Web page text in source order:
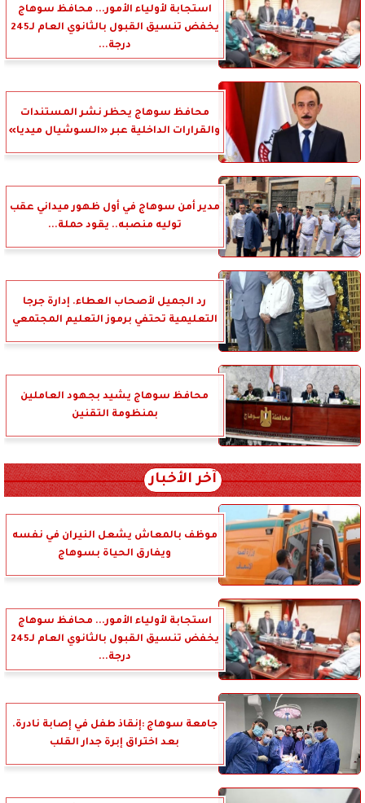
استجابة لأولياء الأمور... محافظ سوهاج
يخفض تنسيق القبول بالثانوي العام لـ245
درجة...
محافظ سوهاج يحظر نشر المستندات
والقرارات الداخلية عبر «السوشيال ميديا»
مدير أمن سوهاج في أول ظهور ميداني عقب
توليه منصبه.. يقود حملة...
رد الجميل لأصحاب العطاء. إدارة جرجا
التعليمية تحتفي برموز التعليم المجتمعي
محافظ سوهاج يشيد بجهود العاملين
بمنظومة التقنين
آخر الأخبار
موظف بالمعاش يشعل النيران في نفسه
ويفارق الحياة بسوهاج
استجابة لأولياء الأمور... محافظ سوهاج
يخفض تنسيق القبول بالثانوي العام لـ245
درجة...
جامعة سوهاج :إنقاذ طفل في إصابة نادرة.
بعد اختراق إبرة جدار القلب